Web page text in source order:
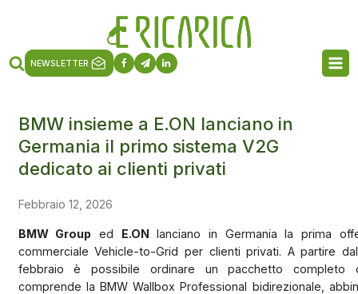
NEWSLETTER
BMW insieme a E.ON lanciano in
Germania il primo sistema V2G
dedicato ai clienti privati
Febbraio 12, 2026
BMW Group ed E.ON lanciano in Germania la prima
commerciale Vehicle-to-Grid per clienti privati. A partire
febbraio è possibile ordinare un pacchetto completo
comprende la BMW Wallbox Professional bidirezionale,